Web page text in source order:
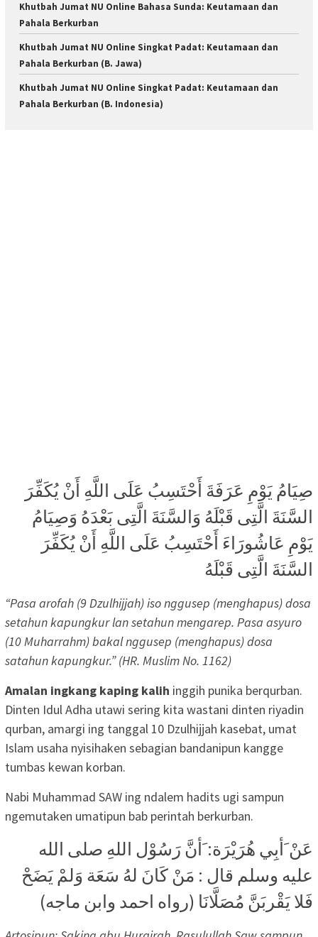
Khutbah Jumat NU Online Bahasa Sunda: Keutamaan dan
Pahala Berkurban
Khutbah Jumat NU Online Singkat Padat: Keutamaan dan
Pahala Berkurban (B. Jawa)
Khutbah Jumat NU Online Singkat Padat: Keutamaan dan
Pahala Berkurban (B. Indonesia)
السَّنَةَ الَّتِى قَبْلَهُ وَالسَّنَةَ الَّتِى بَعْدَهُ وَصِيَامُ
يَوْمِ عَاشُورَاءَ أَحْتَسِبُ عَلَى اللَّهِ أَنْ يُكَفِّرَ
السَّنَةَ الَّتِى قَبْلَهُ
“Pasa arofah (9 Dzulhijjah) iso nggusep (menghapus) dosa
setahun kapungkur lan setahun mengarep. Pasa asyuro
(10 Muharrahm) bakal nggusep (menghapus) dosa
satahun kapungkur.” (HR. Muslim No. 1162)
Amalan ingkang kaping kalih inggih punika berqurban.
Dinten Idul Adha utawi sering kita wastani dinten riyadin
qurban, amargi ing tanggal 10 Dzulhijjah kasebat, umat
Islam usaha nyisihaken sebagian bandanipun kangge
tumbas kewan korban.
Nabi Muhammad SAW ing ndalem hadits ugi sampun
ngemutaken umatipun bab perintah berkurban.
عليه وسلم قال : مَنْ كَانَ لهُ سَعَة وَلمْ يَضَحْ
فَلا يَقْربَنَّ مُصَلَّانَا (رواه احمد وابن ماجه)